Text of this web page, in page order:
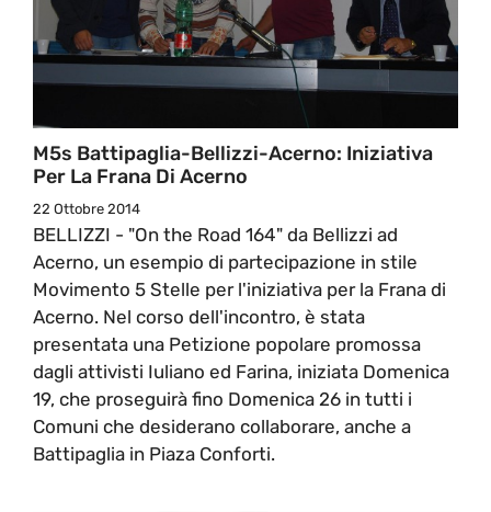
M5s Battipaglia-Bellizzi-Acerno: Iniziativa
Per La Frana Di Acerno
22 Ottobre 2014
BELLIZZI - "On the Road 164" da Bellizzi ad
Acerno, un esempio di partecipazione in stile
Movimento 5 Stelle per l'iniziativa per la Frana di
Acerno. Nel corso dell'incontro, è stata
presentata una Petizione popolare promossa
dagli attivisti Iuliano ed Farina, iniziata Domenica
19, che proseguirà fino Domenica 26 in tutti i
Comuni che desiderano collaborare, anche a
Battipaglia in Piaza Conforti.